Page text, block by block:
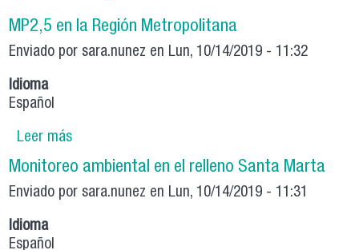
MP2,5 en la Región Metropolitana
Enviado porsara.nunez en Lun, 10/14/2019 - 11:32
Idioma
Español
Leer mássobre Calidad del Aire en la Macro Zona Central
de Chile: Aporte interregional a las
concentraciones de MP2,5 en la Región
Metropolitana
Monitoreo ambiental en el relleno Santa Marta
Enviado porsara.nunez en Lun, 10/14/2019 - 11:31
Idioma
Español